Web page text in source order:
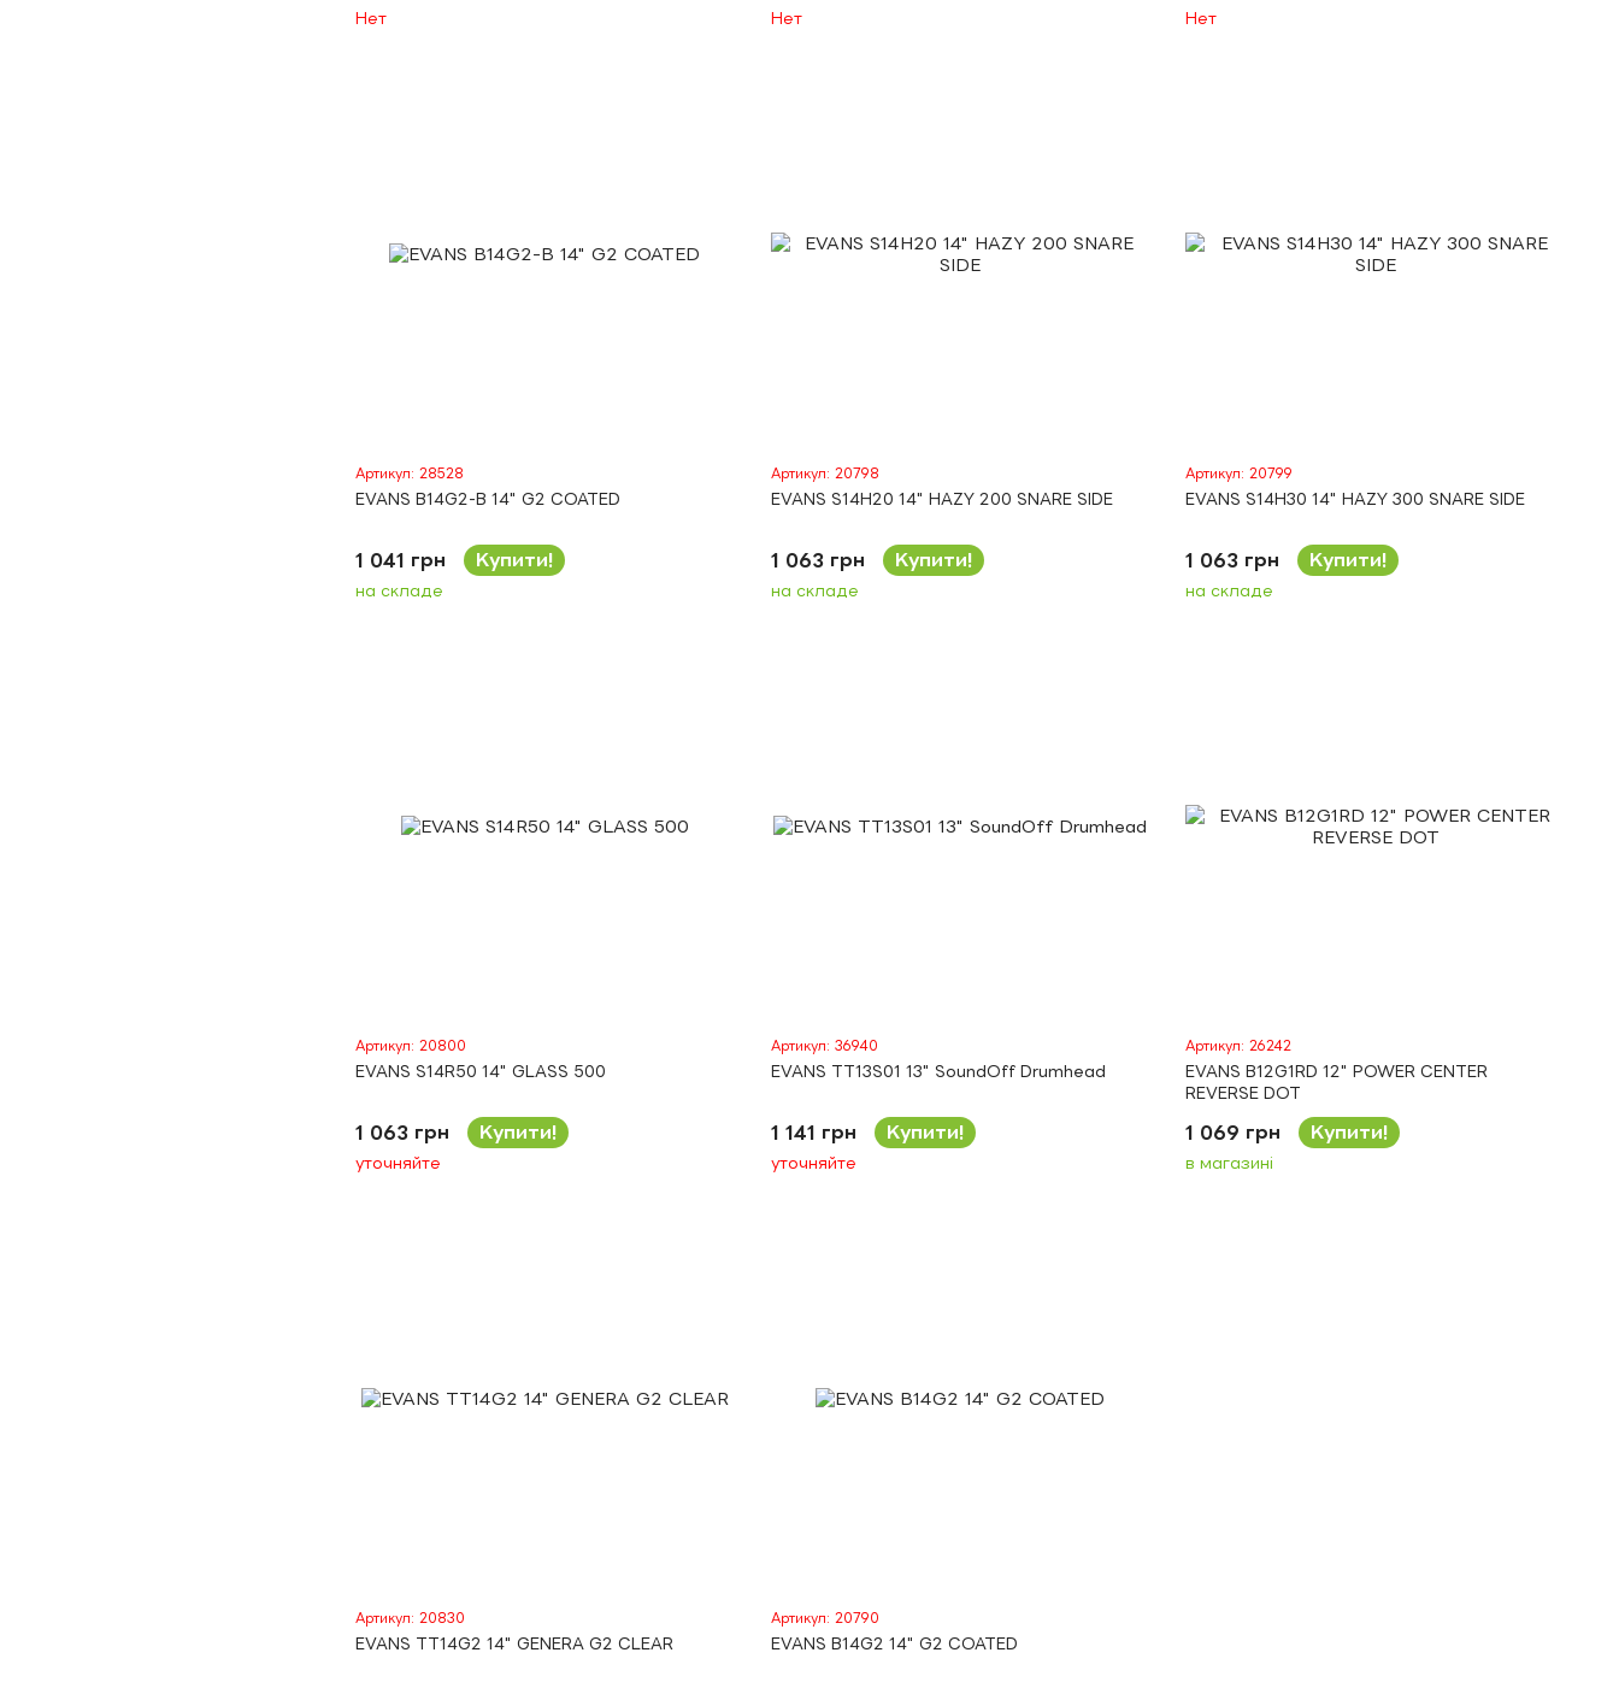
Нет Нет Нет
Артикул: 28528
EVANS B14G2-B 14" G2 COATED
1 041 грн Купити!
на складе
Артикул: 20798
EVANS S14H20 14" HAZY 200 SNARE SIDE
1 063 грн Купити!
на складе
Артикул: 20799
EVANS S14H30 14" HAZY 300 SNARE SIDE
1 063 грн Купити!
на складе
Артикул: 20800
EVANS S14R50 14" GLASS 500
1 063 грн Купити!
уточняйте
Артикул: 36940
EVANS TT13S01 13" SoundOff Drumhead
1 141 грн Купити!
уточняйте
Артикул: 26242
EVANS B12G1RD 12" POWER CENTER
REVERSE DOT
1 069 грн Купити!
в магазині
Артикул: 20830
EVANS TT14G2 14" GENERA G2 CLEAR
Артикул: 20790
EVANS B14G2 14" G2 COATED